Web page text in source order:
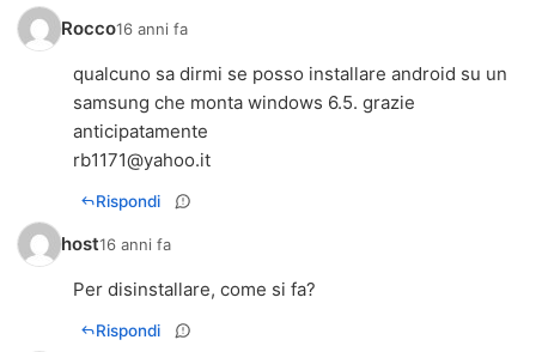
Rocco16 anni fa
qualcuno sa dirmi se posso installare android su un
samsung che monta windows 6.5. grazie
rb1171@yahoo.it
Rispondi
host16 anni fa
Per disinstallare, come si fa?
Rispondi